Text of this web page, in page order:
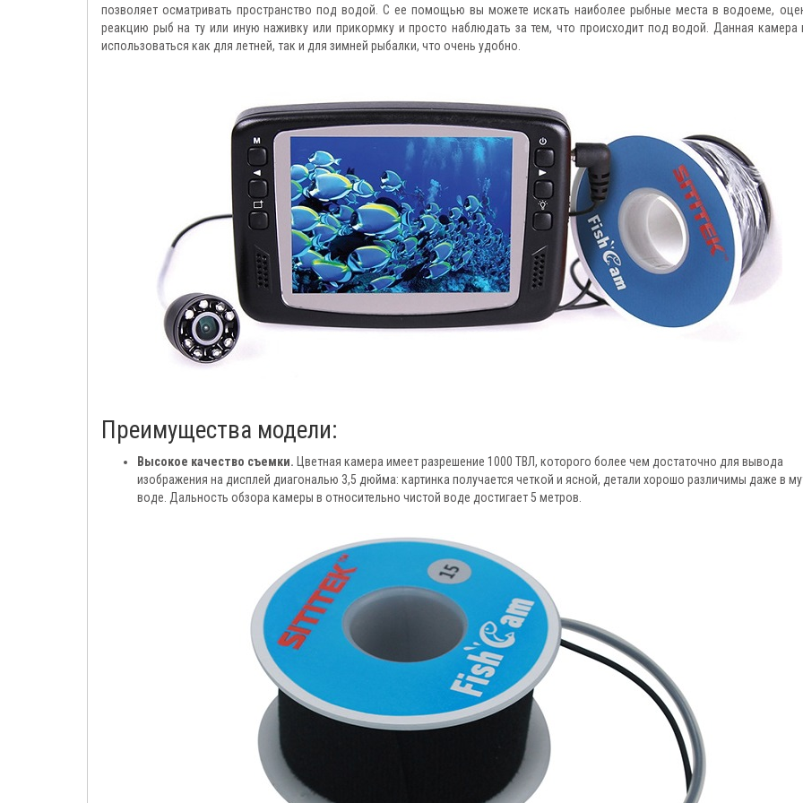
позволяет осматривать пространство под водой. С ее помощью вы можете искать наиболее рыбные места в водоеме,
реакцию рыб на ту или иную наживку или прикормку и просто наблюдать за тем, что происходит под водой. Данная камера
использоваться как для летней, так и для зимней рыбалки, что очень удобно.
Преимущества модели:
Высокое качество съемки. Цветная камера имеет разрешение 1000 ТВЛ, которого более чем достаточно для вывода
изображения на дисплей диагональю 3,5 дюйма: картинка получается четкой и ясной, детали хорошо различимы даже в
воде. Дальность обзора камеры в относительно чистой воде достигает 5 метров.